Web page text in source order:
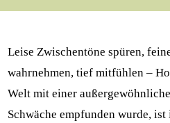
Leise Zwischentöne spüren,
wahrnehmen, tief mitfühlen –
Welt mit einer
Schwäche empfunden wurde,